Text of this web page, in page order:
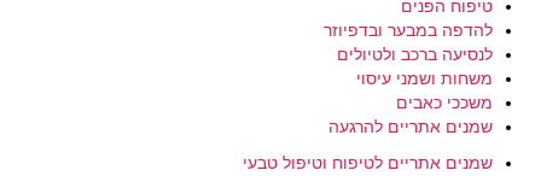
טיפוח הפנים
להדפה במבער ובדפיוזר
לנסיעה ברכב ולטיולים
משחות ושמני עיסוי
משככי כאבים
שמנים אתריים להרגעה
שמנים אתריים לטיפוח וטיפול טבעי